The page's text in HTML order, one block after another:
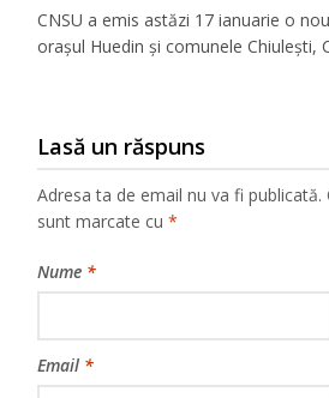
CNSU a emis astăzi 17 ianuarie o
orașul Huedin și comunele Chiulești,
Lasă un răspuns
Adresa ta de email nu va fi publicată.
sunt marcate cu*
Nume *
Email *